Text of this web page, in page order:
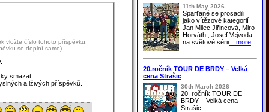
vložte číslo tohoto příspěvku.
se doplní samo).
smazat.
a lživých příspěvků.
11th May 2026
Sparťané se prosadili
jako vítězové kategorií
Jan Milec Jiřincová, Miro
Horváth , Josef Vejvoda
na světové sérii ...more
20.ročník TOUR DE BRDY – Velká
cena Strašic
30th March 2026
20. ročník TOUR DE
BRDY – Velká cena
Strašic